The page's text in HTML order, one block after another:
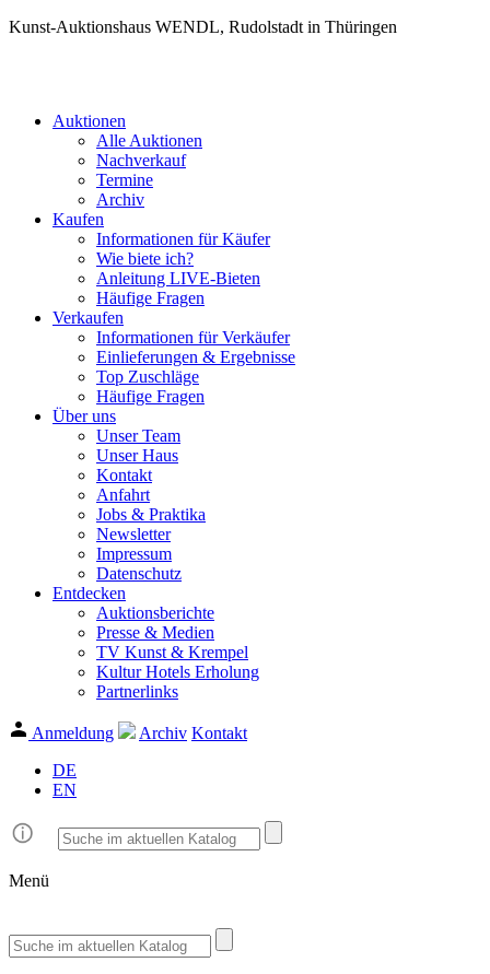
Kunst-Auktionshaus WENDL, Rudolstadt in Thüringen
Auktionen
Alle Auktionen
Nachverkauf
Termine
Archiv
Kaufen
Informationen für Käufer
Wie biete ich?
Anleitung LIVE-Bieten
Häufige Fragen
Verkaufen
Informationen für Verkäufer
Einlieferungen & Ergebnisse
Top Zuschläge
Häufige Fragen
Über uns
Unser Team
Unser Haus
Kontakt
Anfahrt
Jobs & Praktika
Newsletter
Impressum
Datenschutz
Entdecken
Auktionsberichte
Presse & Medien
TV Kunst & Krempel
Kultur Hotels Erholung
Partnerlinks
Anmeldung Archiv Kontakt
DE
EN
Menü